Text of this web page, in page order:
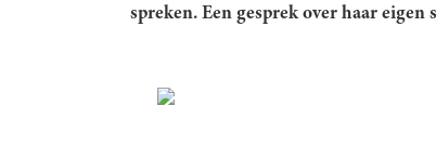
spreken. Een gesprek over haar